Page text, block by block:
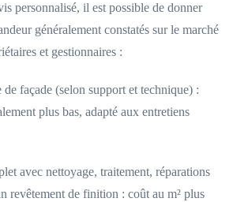
personnalisé, il est possible de donner
généralement constatés sur le marché
et gestionnaires :
façade (selon support et technique) :
plus bas, adapté aux entretiens
avec nettoyage, traitement, réparations
revêtement de finition : coût au m² plus